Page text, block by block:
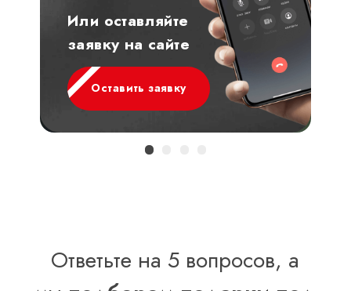
Или оставляйте
заявку на сайте
Оставить заявку
Ответьте на 5 вопросов, а